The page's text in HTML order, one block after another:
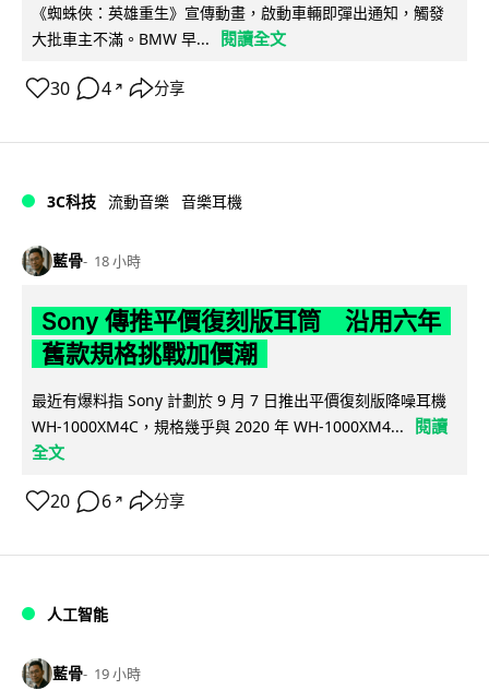
《蜘蛛俠：英雄重生》宣傳動畫，啟動車輛即彈出通知，觸發
大批車主不滿。BMW 早...
閱讀全文
30 4 ↗ 分享
3C科技 流動音樂 音樂耳機
藍骨 18 小時
Sony 傳推平價復刻版耳筒 沿用六年
舊款規格挑戰加價潮
最近有爆料指 Sony 計劃於 9 月 7 日推出平價復刻版降噪耳機
WH-1000XM4C，規格幾乎與 2020 年 WH-1000XM4...
閱讀
全文
20 6 ↗ 分享
人工智能
藍骨 19 小時